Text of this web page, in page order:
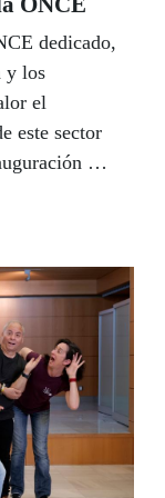
aquí toda la
dedicado,
y los
el
este sector
de
Santiago, el
de